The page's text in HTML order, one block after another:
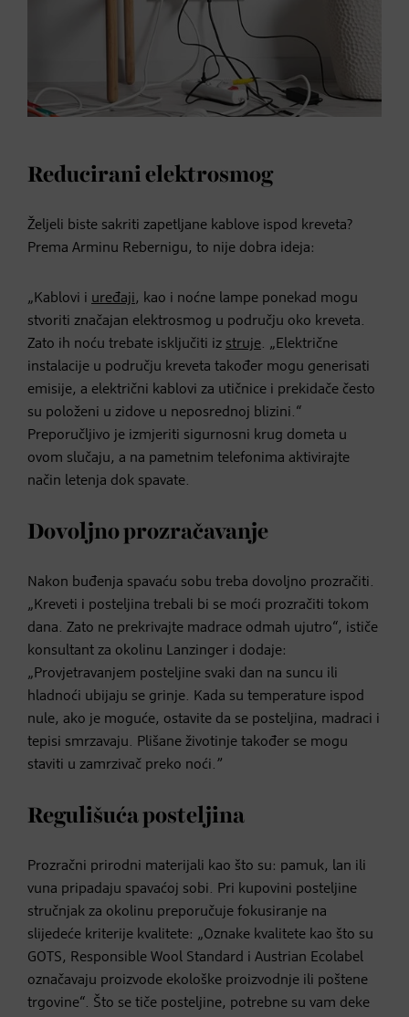
Reducirani elektrosmog
Željeli biste sakriti zapetljane kablove ispod kreveta?
Prema Arminu Rebernigu, to nije dobra ideja:
„Kablovi i uređaji, kao i noćne lampe ponekad mogu
stvoriti značajan elektrosmog u području oko kreveta.
Zato ih noću trebate isključiti iz struje. „Električne
instalacije u području kreveta također mogu generisati
emisije, a električni kablovi za utičnice i prekidače često
su položeni u zidove u neposrednoj blizini.“
Preporučljivo je izmjeriti sigurnosni krug dometa u
ovom slučaju, a na pametnim telefonima aktivirajte
način letenja dok spavate.
Dovoljno prozračavanje
Nakon buđenja spavaću sobu treba dovoljno prozračiti.
„Kreveti i posteljina trebali bi se moći prozračiti tokom
dana. Zato ne prekrivajte madrace odmah ujutro“, ističe
konsultant za okolinu Lanzinger i dodaje:
„Provjetravanjem posteljine svaki dan na suncu ili
hladnoći ubijaju se grinje. Kada su temperature ispod
nule, ako je moguće, ostavite da se posteljina, madraci i
tepisi smrzavaju. Plišane životinje također se mogu
staviti u zamrzivač preko noći.”
Regulišuća posteljina
Prozračni prirodni materijali kao što su: pamuk, lan ili
vuna pripadaju spavaćoj sobi. Pri kupovini posteljine
stručnjak za okolinu preporučuje fokusiranje na
slijedeće kriterije kvalitete: „Oznake kvalitete kao što su
GOTS, Responsible Wool Standard i Austrian Ecolabel
označavaju proizvode ekološke proizvodnje ili poštene
trgovine“. Što se tiče posteljine, potrebne su vam deke